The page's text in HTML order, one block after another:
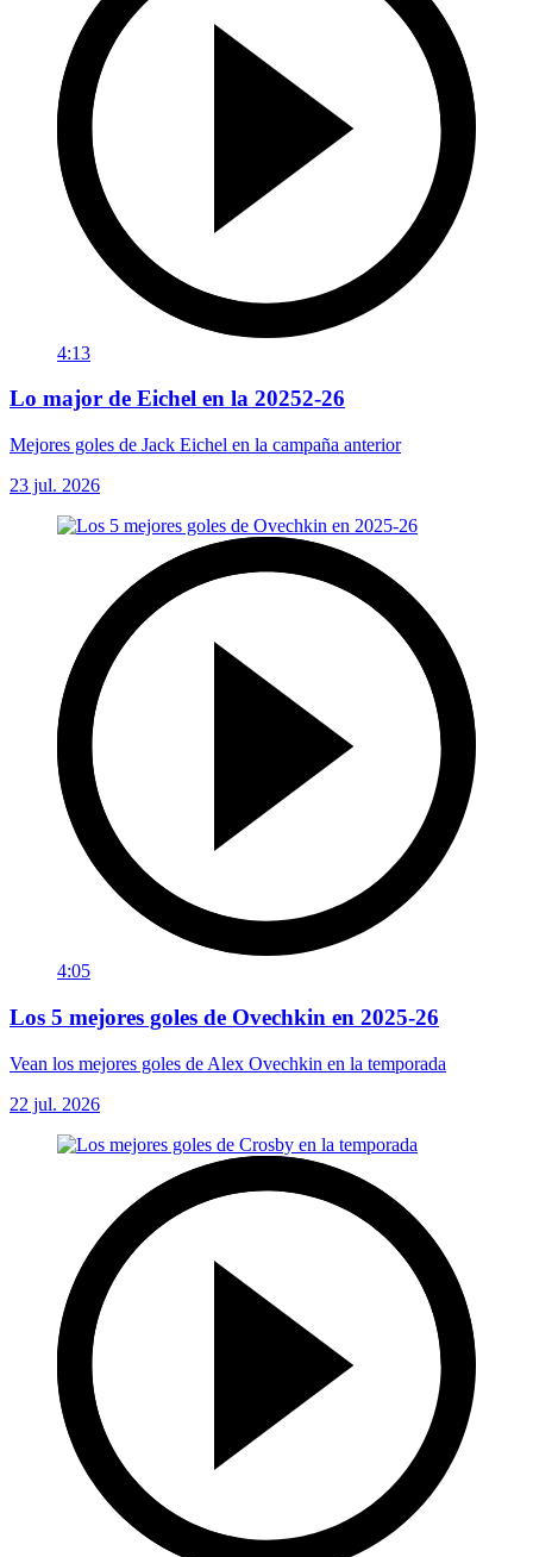
4:13
Lo major de Eichel en la 20252-26
Mejores goles de Jack Eichel en la campaña anterior
23 jul. 2026
4:05
Los 5 mejores goles de Ovechkin en 2025-26
Vean los mejores goles de Alex Ovechkin en la temporada
22 jul. 2026